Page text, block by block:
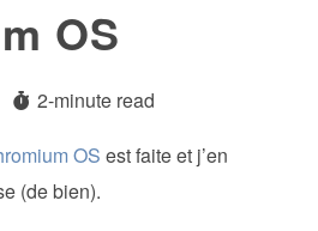
OS
2-minute read
OS est faite et j’en
(de bien).